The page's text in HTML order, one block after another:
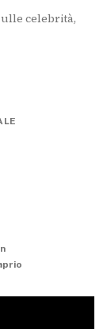
celebrità,